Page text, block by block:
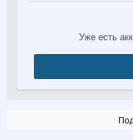
Уже есть